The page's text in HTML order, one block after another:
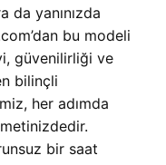
da yanınızda
bu modeli
güvenilirliği ve
bilinçli
her adımda
bir saat